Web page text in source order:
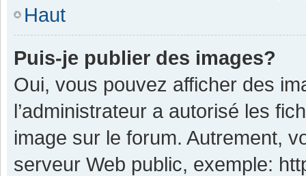
Haut
Puis-je publier des images?
Oui, vous pouvez afficher des
l’administrateur a autorisé les
image sur le forum. Autrement,
serveur Web public, exemple: